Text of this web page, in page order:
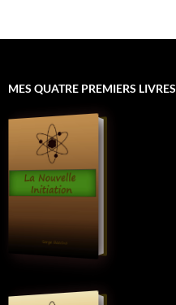
MES QUATRE PREMIERS LIVRES